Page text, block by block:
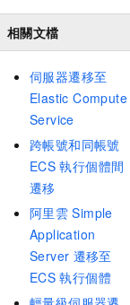
相關文檔
伺服器遷移至
Elastic Compute
Service
跨帳號和同帳號
ECS 執行個體間
遷移
阿里雲 Simple
Application
Server 遷移至
ECS 執行個體